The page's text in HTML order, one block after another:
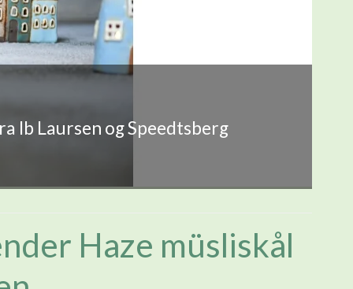
Ib Laursen og Speedtsberg
Haze müsliskål